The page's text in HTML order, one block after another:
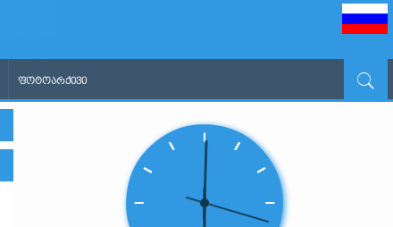
ᲤᲝᲢᲝᲐᲠᲥᲘᲕᲘ